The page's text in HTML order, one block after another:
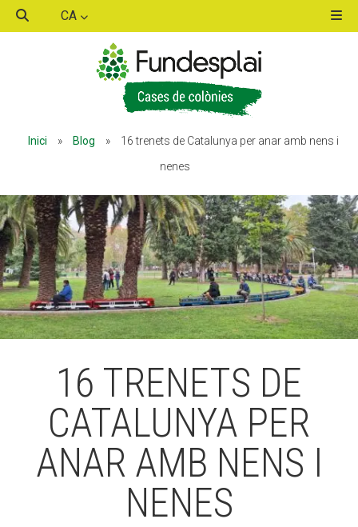
CA
Inici » Blog »
16 trenets de Catalunya per anar amb nens i
nenes
16 TRENETS DE
CATALUNYA PER
ANAR AMB NENS I
NENES
ACTIVITATS D'ESTIU
MÓN ESCOLAR
ALBERG CENTRE ESPLAI
FORMACIÓ
ACCIÓ SOCIAL I JOVES
ESPLAIS
ACTIVITATS D'ESTIU
MÓN ESCOLAR
ALBERG CENTRE ESPLAI
FORMACIÓ
ACCIÓ SOCIAL I JOVES
ESPLAIS